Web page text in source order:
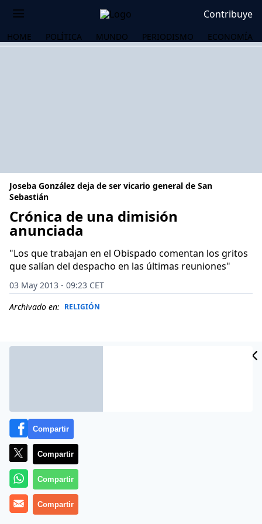
Contribuye
HOME POLÍTICA MUNDO PERIODISMO ECONOMÍA
Joseba González deja de ser vicario general de San
Sebastián
Crónica de una dimisión
anunciada
"Los que trabajan en el Obispado comentan los gritos
que salían del despacho en las últimas reuniones"
03 May 2013 - 09:23 CET
Archivado en: RELIGIÓN
(Foro de Curas de Bizkaia
ser la sentencia de un juez dictando la pena de un
Compartir
Compartir
Compartir
Compartir